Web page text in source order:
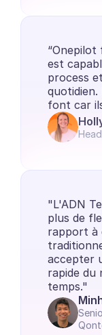
est
process
font car
"L'ADN
plus de
rapport à
accepter
rapide du
temps."